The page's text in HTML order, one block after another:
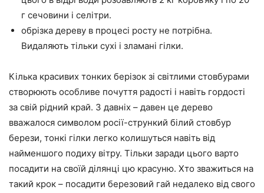
г сечовини і селітри.
обрізка дереву в процесі росту не потрібна.
Видаляють тільки сухі і зламані гілки.
Кілька красивих тонких берізок зі світлими стовбурами
створюють особливе почуття радості і навіть гордості
за свій рідний край. З давніх – давен це дерево
вважалося символом росії-стрункий білий стовбур
берези, тонкі гілки легко колишуться навіть від
найменшого подиху вітру. Тільки заради цього варто
посадити на своїй ділянці цю красуню. Хто зважиться на
такий крок – посадити березовий гай недалеко від свого